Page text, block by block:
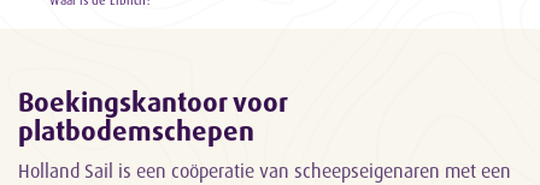
Boekingskantoor voor
platbodemschepen
Holland Sail is een coöperatie van scheepseigenaren met een